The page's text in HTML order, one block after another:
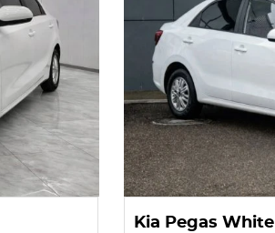
Kia Pegas White